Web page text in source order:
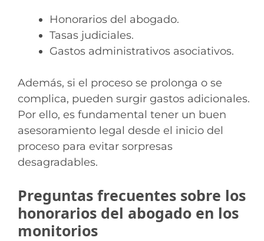
Honorarios del abogado.
Tasas judiciales.
Gastos administrativos asociativos.
Además, si el proceso se prolonga o se
complica, pueden surgir gastos adicionales.
Por ello, es fundamental tener un buen
asesoramiento legal desde el inicio del
proceso para evitar sorpresas
desagradables.
Preguntas frecuentes sobre los
honorarios del abogado en los
monitorios